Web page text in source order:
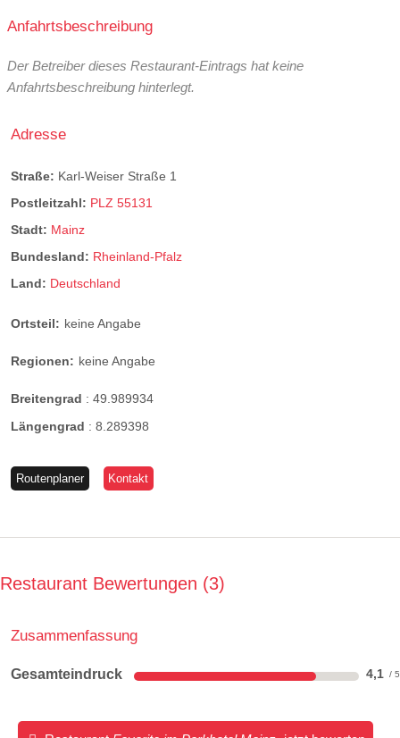
Anfahrtsbeschreibung
Der Betreiber dieses Restaurant-Eintrags hat keine
Anfahrtsbeschreibung hinterlegt.
Adresse
Straße: Karl-Weiser Straße 1
Postleitzahl: PLZ 55131
Stadt: Mainz
Bundesland: Rheinland-Pfalz
Land: Deutschland
Ortsteil: keine Angabe
Regionen: keine Angabe
Breitengrad : 49.989934
Längengrad : 8.289398
Routenplaner Kontakt
Restaurant Bewertungen 3
Zusammenfassung
Gesamteindruck 4,1